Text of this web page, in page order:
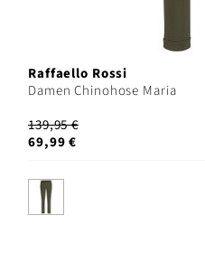
Raffaello Rossi
Damen Chinohose Maria
139,95 €
69,99 €